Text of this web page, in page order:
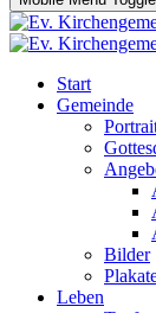
Start
Gemeinde
Bilder
Leben